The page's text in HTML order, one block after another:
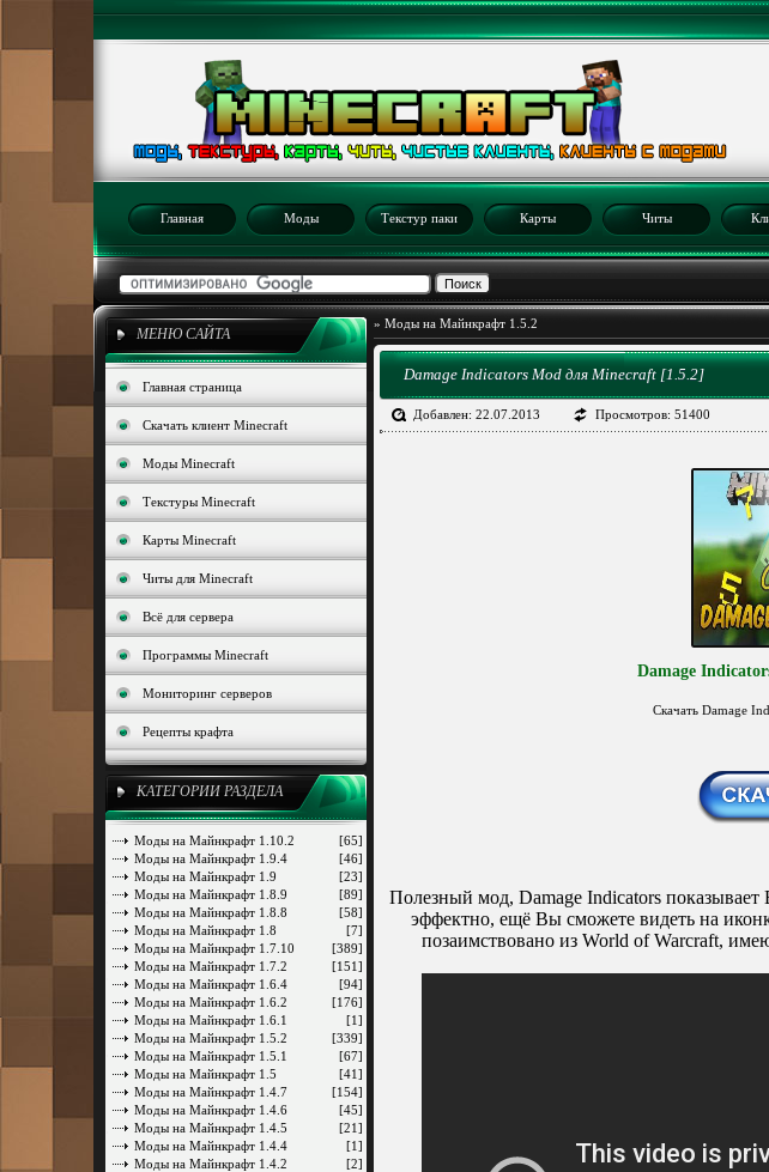
Главная Моды Текстур паки Карты Читы
МЕНЮ САЙТА
Главная страница
Скачать клиент Minecraft
Моды Minecraft
Текстуры Minecraft
Карты Minecraft
Читы для Minecraft
Всё для сервера
Программы Minecraft
Мониторинг серверов
Рецепты крафта
КАТЕГОРИИ РАЗДЕЛА
[65]
Моды на Майнкрафт 1.10.2
[46]
Моды на Майнкрафт 1.9.4
[23]
Моды на Майнкрафт 1.9
[89]
Моды на Майнкрафт 1.8.9
[58]
Моды на Майнкрафт 1.8.8
[7]
Моды на Майнкрафт 1.8
[389]
Моды на Майнкрафт 1.7.10
[151]
Моды на Майнкрафт 1.7.2
[94]
Моды на Майнкрафт 1.6.4
[176]
Моды на Майнкрафт 1.6.2
[1]
Моды на Майнкрафт 1.6.1
[339]
Моды на Майнкрафт 1.5.2
[67]
Моды на Майнкрафт 1.5.1
[41]
Моды на Майнкрафт 1.5
[154]
Моды на Майнкрафт 1.4.7
[45]
Моды на Майнкрафт 1.4.6
[21]
Моды на Майнкрафт 1.4.5
[1]
Моды на Майнкрафт 1.4.4
[2]
Моды на Майнкрафт 1.4.2
» Моды на Майнкрафт 1.5.2
Damage Indicators Mod для Minecraft [1.5.2]
Добавлен: 22.07.2013 Просмотров: 51400
Damage
Скачать Damage
Полезный мод, Damage Indicators
эффектно, ещё Вы сможете видеть на
позаимствовано из World of Warcraft,